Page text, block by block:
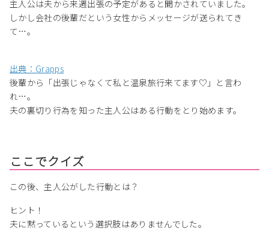
主人公は夫から来週出張の予定があると聞かされていました。
しかし会社の後輩だという女性からメッセージが送られてき
て…。
出典：Grapps
後輩から「出張じゃなくて私と温泉旅行来てます♡」と言わ
れ…。
夫の裏切り行為を知った主人公はある行動をとり始めます。
ここでクイズ
この後、主人公がした行動とは？
ヒント！
夫に黙っているという選択肢はありませんでした。